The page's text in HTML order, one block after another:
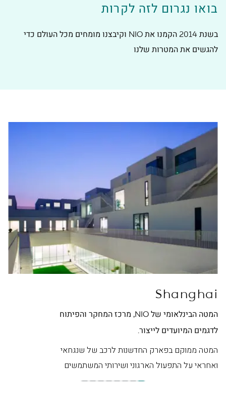
בואו נגרום לזה לקרות
בשנת 2014 הקמנו את NIO וקיבצנו מומחים מכל העולם כדי
להגשים את המטרות שלנו
Shanghai
המטה הבינלאומי של NIO, מרכז המחקר והפיתוח
לדגמים המיועדים לייצור.
המטה ממוקם בפארק החדשנות לרכב של שנגחאי
ואחראי על התפעול הארגוני ושירותי המשתמשים